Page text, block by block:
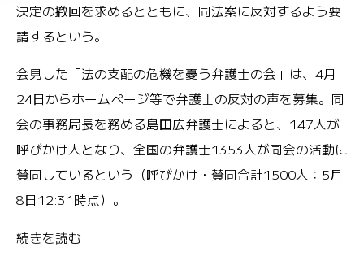
決定の撤回を求めるとともに、同法案に反対するよう要
請するという。
会見した「法の支配の危機を憂う弁護士の会」は、4月
24日からホームページ等で弁護士の反対の声を募集。同
会の事務局長を務める島田広弁護士によると、147人が
呼びかけ人となり、全国の弁護士1353人が同会の活動に
賛同しているという（呼びかけ・賛同合計1500人：5月
8日12:31時点）。
続きを読む